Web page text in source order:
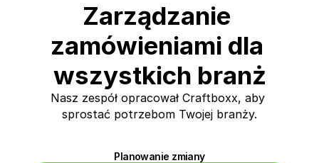
Zarządzanie
zamówieniami dla
wszystkich branż
Nasz zespół opracował Craftboxx, aby
sprostać potrzebom Twojej branży.
Planowanie zmiany